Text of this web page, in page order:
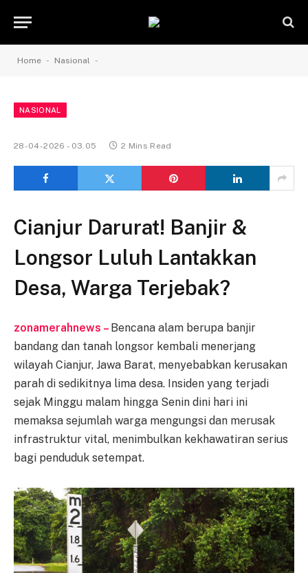
Home - Nasional -
NASIONAL
28-04-2026 - 03.05 2 Mins Read
Cianjur Darurat! Banjir &
Longsor Luluh Lantakkan
Desa, Warga Terjebak?
zonamerahnews – Bencana alam berupa banjir
bandang dan tanah longsor kembali menerjang
wilayah Cianjur, Jawa Barat, menyebabkan kerusakan
parah di sedikitnya lima desa. Insiden yang terjadi
sejak Minggu malam hingga Senin dini hari ini
memaksa sejumlah warga mengungsi dan merusak
infrastruktur vital, menimbulkan kekhawatiran serius
bagi penduduk setempat.